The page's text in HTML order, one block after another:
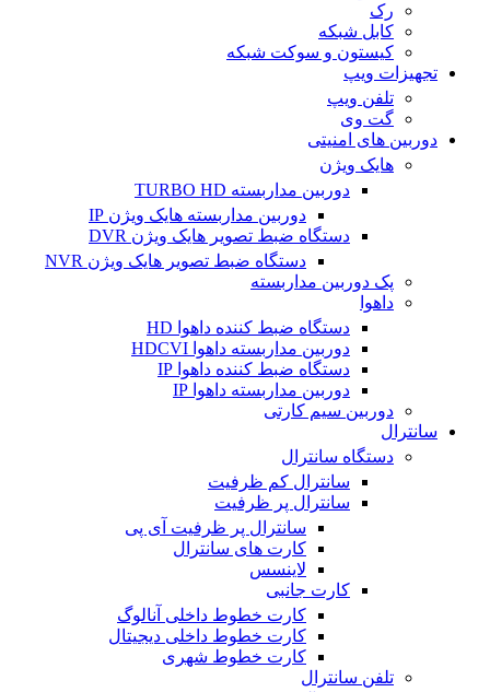
رک
کابل شبکه
کیستون و سوکت شبکه
تجهیزات ویپ
تلفن ویپ
گت وی
دوربین های امنیتی
هایک ویژن
دوربین مداربسته TURBO HD
دوربین مداربسته هایک ویژن IP
دستگاه ضبط تصویر هایک ویژن DVR
دستگاه ضبط تصویر هایک ویژن NVR
پک دوربین مداربسته
داهوا
دستگاه ضبط کننده داهوا HD
دوربین مداربسته داهوا HDCVI
دستگاه ضبط کننده داهوا IP
دوربین مداربسته داهوا IP
دوربین سیم کارتی
سانترال
دستگاه سانترال
سانترال کم ظرفیت
سانترال پر ظرفیت
سانترال پر ظرفیت آی پی
کارت های سانترال
لاینسس
کارت جانبی
کارت خطوط داخلی آنالوگ
کارت خطوط داخلی دیجیتال
کارت خطوط شهری
تلفن سانترال